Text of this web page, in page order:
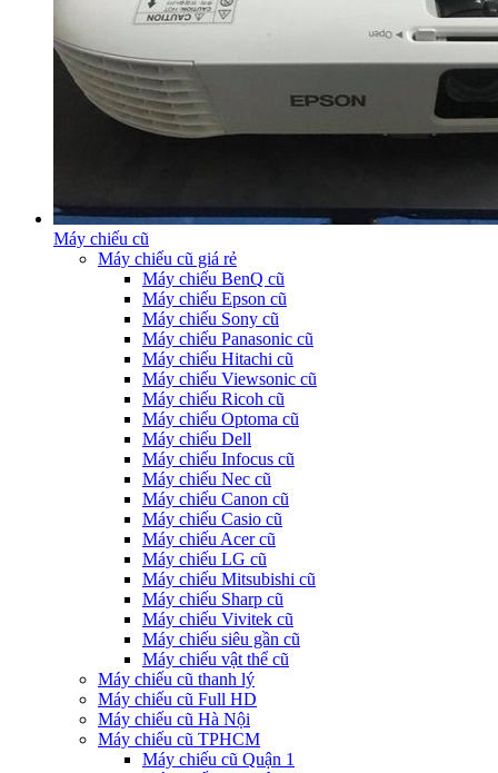
Máy chiếu cũ
Máy chiếu cũ giá rẻ
Máy chiếu BenQ cũ
Máy chiếu Epson cũ
Máy chiếu Sony cũ
Máy chiếu Panasonic cũ
Máy chiếu Hitachi cũ
Máy chiếu Viewsonic cũ
Máy chiếu Ricoh cũ
Máy chiếu Optoma cũ
Máy chiếu Dell
Máy chiếu Infocus cũ
Máy chiếu Nec cũ
Máy chiếu Canon cũ
Máy chiếu Casio cũ
Máy chiếu Acer cũ
Máy chiếu LG cũ
Máy chiếu Mitsubishi cũ
Máy chiếu Sharp cũ
Máy chiếu Vivitek cũ
Máy chiếu siêu gần cũ
Máy chiếu vật thể cũ
Máy chiếu cũ thanh lý
Máy chiếu cũ Full HD
Máy chiếu cũ Hà Nội
Máy chiếu cũ TPHCM
Máy chiếu cũ Quận 1